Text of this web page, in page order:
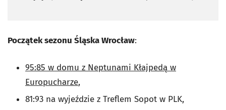
Początek sezonu Śląska Wrocław:
95:85 w domu z Neptunami Kłajpedą w
Europucharze,
81:93 na wyjeździe z Treflem Sopot w PLK,